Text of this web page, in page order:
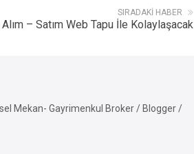
SIRADAKI HABER
Alım – Satım Web Tapu İle Kolaylaşacak
Mekan- Gayrimenkul Broker / Blogger /